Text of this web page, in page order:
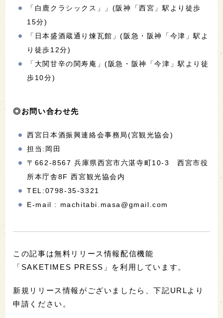
「白鹿クラシックス」」(阪神「西宮」駅より徒歩
15分)
「日本盛酒蔵通り煉瓦館」(阪急・阪神「今津」駅よ
り徒歩12分)
「大関甘辛の関寿庵」(阪急・阪神「今津」駅より徒
歩10分)
◎お問い合わせ先
西宮日本酒振興連絡会事務局(宮観光協会)
担当:岡田
〒662-8567 兵庫県西宮市六湛寺町10-3 西宮市役
所本庁舎8F 西宮観光協会内
TEL:0798-35-3321
E-mail : machitabi.masa@gmail.com
この記事は無料リリース情報配信機能
「SAKETIMES PRESS」を利用しています。
新規リリース情報がございましたら、下記URLより
申請ください。